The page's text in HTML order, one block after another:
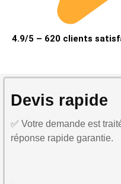
4.9/5 – 620 clients
Devis rapide
✅ Votre demande est
réponse rapide garantie.